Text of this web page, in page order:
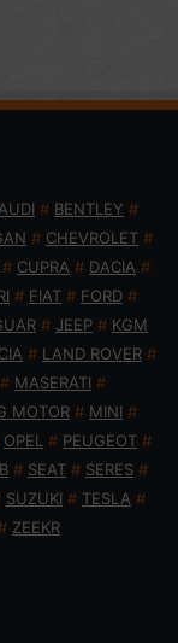
AUDI # BENTLEY #
# CHEVROLET #
# CUPRA # DACIA #
# FIAT # FORD #
# JEEP # KGM
# LAND ROVER #
# MASERATI #
MOTOR # MINI #
OPEL # PEUGEOT #
# SEAT # SERES #
SUZUKI # TESLA #
ZEEKR